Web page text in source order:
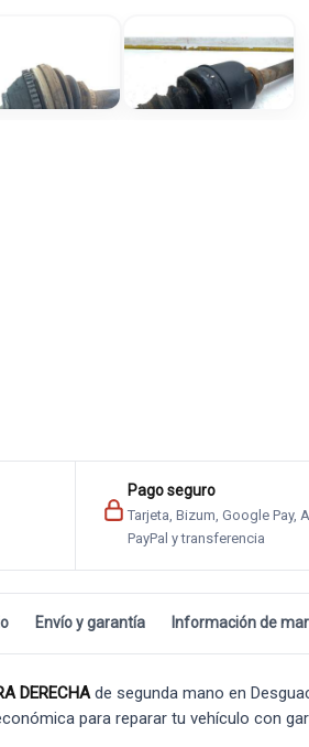
Pago seguro
Tarjeta, Bizum, Google Pay,
PayPal y transferencia
Envío y garantía Información de
DERECHA de segunda mano en
para reparar tu vehículo con